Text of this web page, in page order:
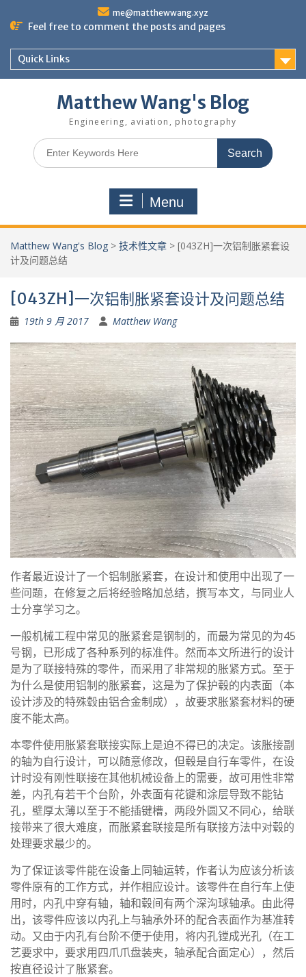
me@matthewwang.xyz
Feel free to comment the posts and pages
Quick Links
Matthew Wang's Blog
Engineering, aviation, photography
Search
for:
Menu
Matthew Wang's Blog > 技术性文章 > [043ZH]一次铝制胀紧套设
计及问题总结
[043ZH]一次铝制胀紧套设计及问题总结
19th 9 月 2017 Matthew Wang
作者最近设计了一个铝制胀紧套，在设计和使用中出现了一
些问题，在修复之后将经验略加总结，撰写本文，与同业人
士分享学习之。
一般机械工程中常见的胀紧套是钢制的，而最为常见的为45
号钢，已形成了各种系列的标准件。然而本文所进行的设计
是为了联接特殊的零件，而采用了非常规的胀紧方式。至于
为什么是使用铝制的胀紧套，这是为了保护毂的内表面（本
设计涉及的特殊毂由铝合金制成），故要求胀紧套材料的硬
度不能太高。
本零件使用胀紧套联接实际上是迫不得已的决定。该胀接副
的轴为自行设计，可以随意修改，但毂是自行车零件，在设
计时没有刚性联接在其他机械设备上的需要，故可用性非常
差，内孔有若干个台阶，外表面有花键和涂层导致不能钻
孔，壁厚太薄以至于不能插键槽，两段外圆又不同心，给联
接带来了很大难度，而胀紧套联接是所有联接方法中对毂的
处理要求最少的。
为了保证该零件能在设备上同轴运转，作者认为应该分析该
零件原有的工作方式，并作相应设计。该零件在自行车上使
用时，内孔中穿有轴，轴和毂间有两个深沟球轴承。由此得
出，该零件应该以内孔上与轴承外环的配合表面作为基准转
动。又由于内孔有台阶不便于使用，将内孔镗成光孔（在工
艺要求中，要求用四爪爪盘装夹，轴承配合面定心），然后
按直径设计了胀紧套。